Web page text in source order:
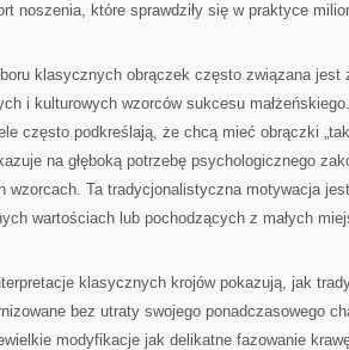
noszenia, które sprawdziły się w praktyce
klasycznych obrączek często związana jest
i kulturowych wzorców sukcesu
często podkreślają, że chcą mieć obrączki
na głęboką potrzebę psychologicznego
wzorcach. Ta tradycjonalistyczna motywacja
wartościach lub pochodzących z małych
klasycznych krojów pokazują, jak
bez utraty swojego ponadczasowego
modyfikacje jak delikatne fazowanie